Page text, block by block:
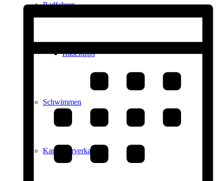
Radfahren
Radeltipps
Schwimmen
Kartenvorverkauf